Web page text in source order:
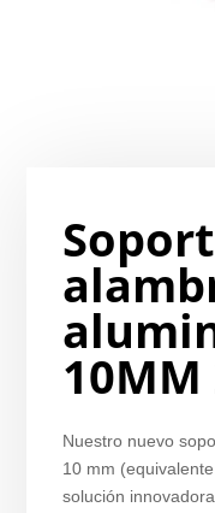
Nuestro nuevo
10 mm
solución